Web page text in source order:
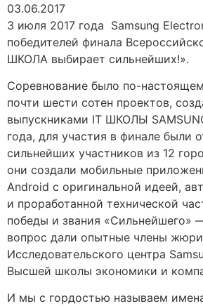
03.06.2017
3 июля 2017 года Samsung
победителей финала
ШКОЛА выбирает сильнейших!».
Соревнование было по-
почти шести сотен проектов,
выпускниками IT ШКОЛЫ
года, для участия в финале были
сильнейших участников из 12
они создали мобильные
Android с оригинальной идеей,
и проработанной технической
победы и звания «Сильнейшего»
вопрос дали опытные члены
Исследовательского центра
Высшей школы экономики и
И мы с гордостью называем